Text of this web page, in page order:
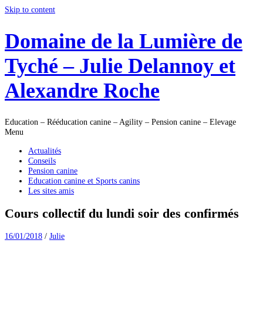
Skip to content
Domaine de la Lumière de
Tyché – Julie Delannoy et
Alexandre Roche
Education – Rééducation canine – Agility – Pension canine – Elevage
Menu
Actualités
Conseils
Pension canine
Education canine et Sports canins
Les sites amis
Cours collectif du lundi soir des confirmés
16/01/2018 / Julie